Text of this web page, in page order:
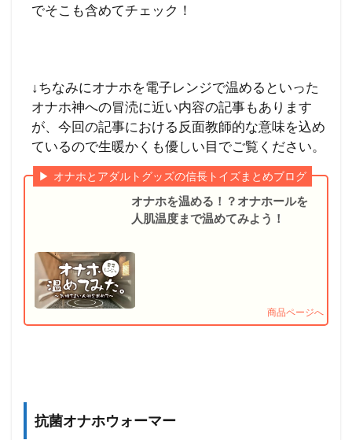
でそこも含めてチェック！
↓ちなみにオナホを電子レンジで温めるといった
オナホ神への冒涜に近い内容の記事もあります
が、今回の記事における反面教師的な意味を込め
ているので生暖かくも優しい目でご覧ください。
オナホとアダルトグッズの信長トイズまとめブログ
オナホを温める！？オナホールを
人肌温度まで温めてみよう！
抗菌オナホウォーマー